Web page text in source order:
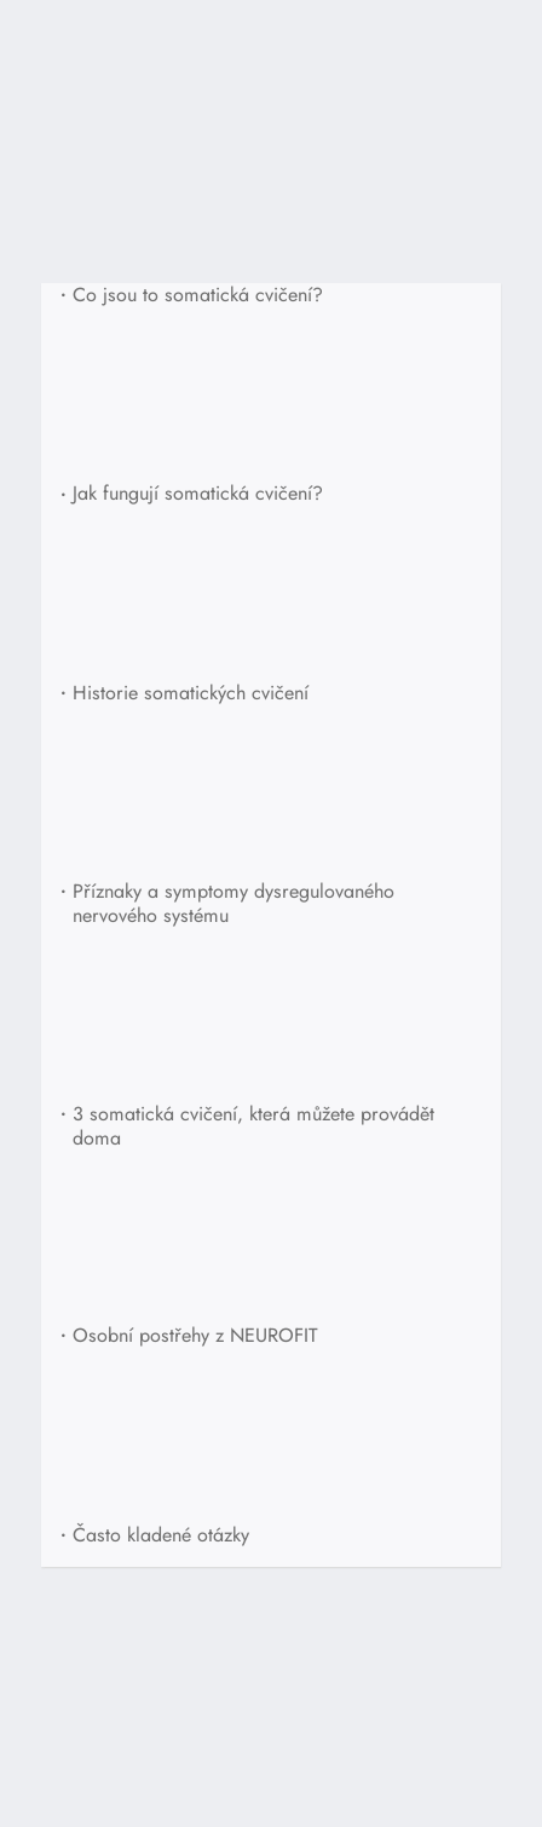
• Co jsou to somatická cvičení?
• Jak fungují somatická cvičení?
• Historie somatických cvičení
• Příznaky a symptomy dysregulovaného
nervového systému
• 3 somatická cvičení, která můžete provádět
doma
• Osobní postřehy z NEUROFIT
• Často kladené otázky